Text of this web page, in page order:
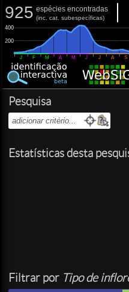
925 espécies encontradas
(inc. cat. subespecíficas)
200
400
J F M A M J J A S
Pesquisa
Estatísticas desta
Filtrar por Tipo de